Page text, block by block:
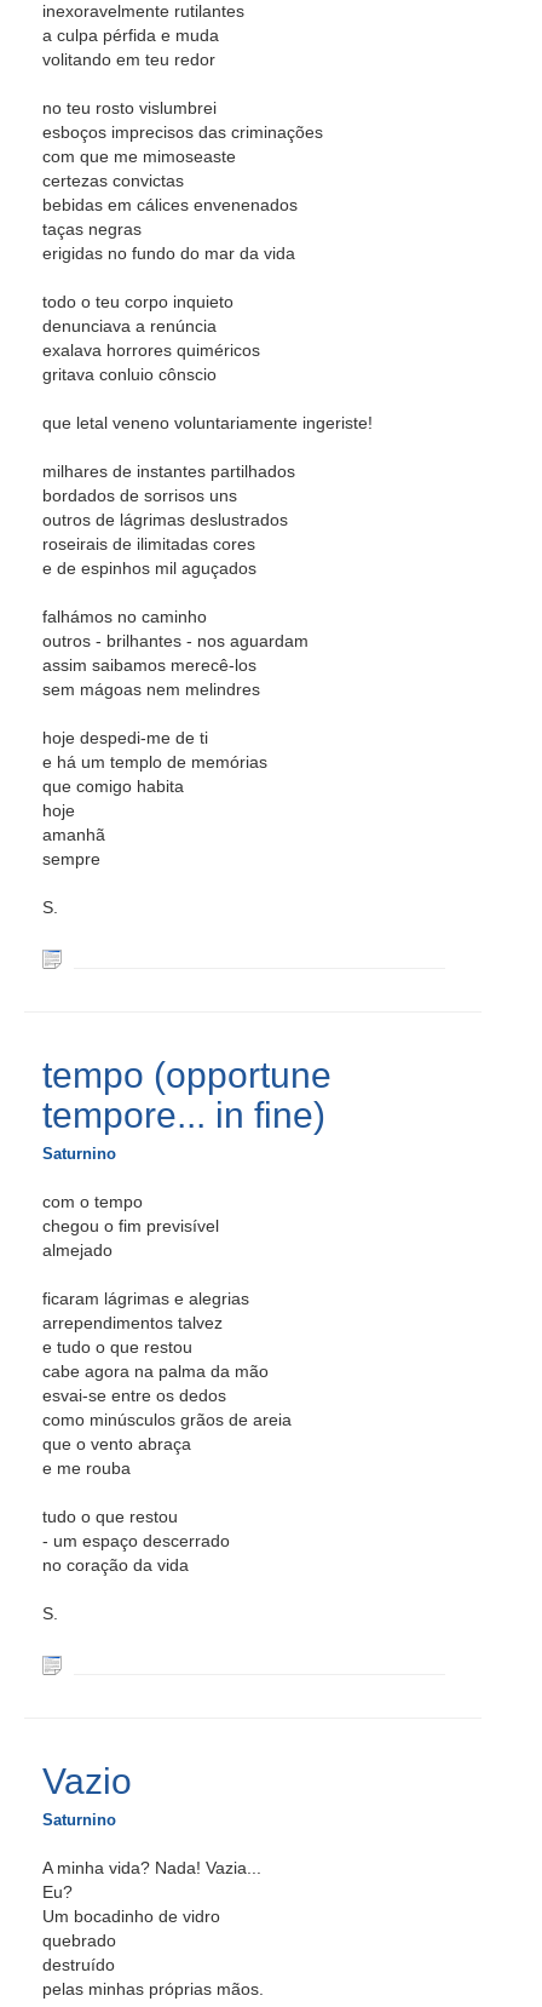
inexoravelmente rutilantes
a culpa pérfida e muda
volitando em teu redor
no teu rosto vislumbrei
esboços imprecisos das criminações
com que me mimoseaste
certezas convictas
bebidas em cálices envenenados
taças negras
erigidas no fundo do mar da vida
todo o teu corpo inquieto
denunciava a renúncia
exalava horrores quiméricos
gritava conluio cônscio
que letal veneno voluntariamente ingeriste!
milhares de instantes partilhados
bordados de sorrisos uns
outros de lágrimas deslustrados
roseirais de ilimitadas cores
e de espinhos mil aguçados
falhámos no caminho
outros - brilhantes - nos aguardam
assim saibamos merecê-los
sem mágoas nem melindres
hoje despedi-me de ti
e há um templo de memórias
que comigo habita
hoje
amanhã
sempre
S.
tempo (opportune
tempore... in fine)
Saturnino
com o tempo
chegou o fim previsível
almejado
ficaram lágrimas e alegrias
arrependimentos talvez
e tudo o que restou
cabe agora na palma da mão
esvai-se entre os dedos
como minúsculos grãos de areia
que o vento abraça
e me rouba
tudo o que restou
- um espaço descerrado
no coração da vida
S.
Vazio
Saturnino
A minha vida? Nada! Vazia...
Eu?
Um bocadinho de vidro
quebrado
destruído
pelas minhas próprias mãos.